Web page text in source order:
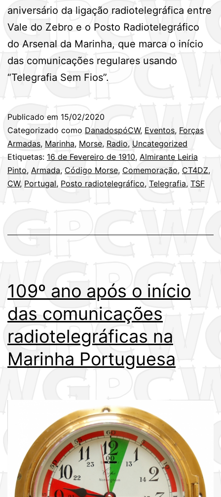
aniversário da ligação radiotelegráfica entre
Vale do Zebro e o Posto Radiotelegráfico
do Arsenal da Marinha, que marca o início
das comunicações regulares usando
“Telegrafia Sem Fios”.
Publicado em 15/02/2020
Categorizado como DanadospóCW, Eventos, Forças
Armadas, Marinha, Morse, Radio, Uncategorized
Etiquetas: 16 de Fevereiro de 1910, Almirante Leiria
Pinto, Armada, Código Morse, Comemoração, CT4DZ,
CW, Portugal, Posto radiotelegráfico, Telegrafia, TSF
109º ano após o início
das comunicações
radiotelegráficas na
Marinha Portuguesa